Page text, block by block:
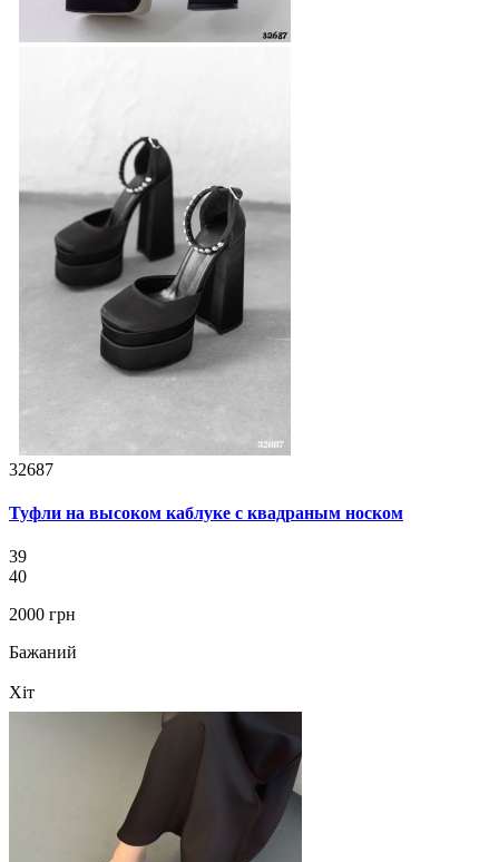
32687
Туфли на высоком каблуке с квадраным носком
39
40
2000 грн
Бажаний
Хіт